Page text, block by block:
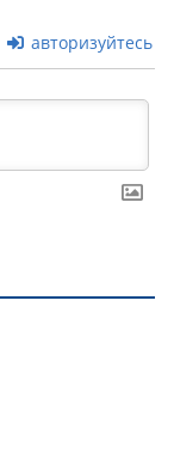
авторизуйтесь